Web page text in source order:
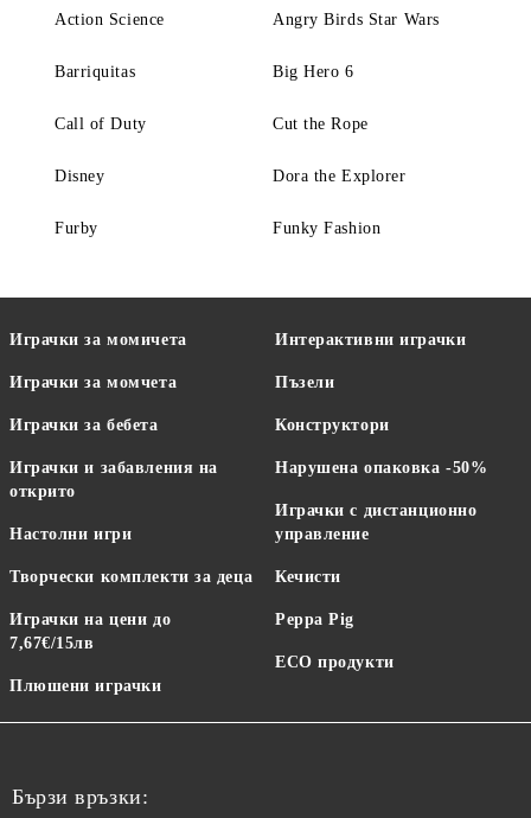
Action Science Angry Birds Star Wars
Barriquitas Big Hero 6
Call of Duty Cut the Rope
Disney Dora the Explorer
Furby Funky Fashion
Играчки за момичета
Играчки за момчета
Играчки за бебета
Играчки и забавления на
открито
Настолни игри
Творчески комплекти за деца
Играчки на цени до
7,67€/15лв
Плюшени играчки
Интерактивни играчки
Пъзели
Конструктори
Нарушена опаковка -50%
Играчки с дистанционно
управление
Кечисти
Peppa Pig
ECO продукти
Бързи връзки: